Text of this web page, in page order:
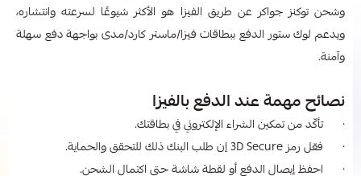
وشحن توكنز جواكر عن طريق الفيزا هو الأكثر شيوعًا لسرعته وانتشاره،
ويدعم لوك ستور الدفع ببطاقات فيزا/ماستر كارد/مدى بواجهة دفع سهلة
وآمنة.
نصائح مهمة عند الدفع بالفيزا
· تأكّد من تمكين الشراء الإلكتروني في بطاقتك.
· فعّل رمز 3D Secure إن طلب البنك ذلك للتحقق والحماية.
· احفظ إيصال الدفع أو لقطة شاشة حتى اكتمال الشحن.